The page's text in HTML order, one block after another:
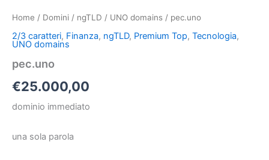
Home / Domini / ngTLD / UNO domains / pec.uno
2/3 caratteri, Finanza, ngTLD, Premium Top, Tecnologia,
UNO domains
pec.uno
€25.000,00
dominio immediato
una sola parola